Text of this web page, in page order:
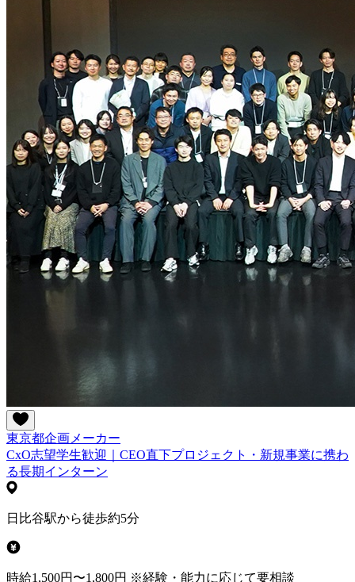
東京都企画 メーカー
CxO志望学生歓迎｜CEO直下プロジェクト・新規事業に携わ
る長期インターン
日比谷駅から徒歩約5分
時給1,500円〜1,800円 ※経験・能力に応じて要相談